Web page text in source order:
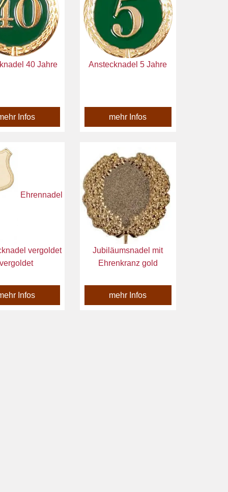
40 Jahre
Infos
Anstecknadel 5 Jahre
mehr Infos
Ehrennadel
vergoldet
Infos
Jubiläumsnadel mit
Ehrenkranz gold
mehr Infos